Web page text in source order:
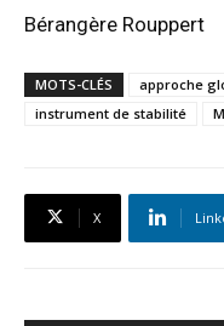
Bérangère Rouppert
MOTS-CLÉS approche
instrument de stabilité
X